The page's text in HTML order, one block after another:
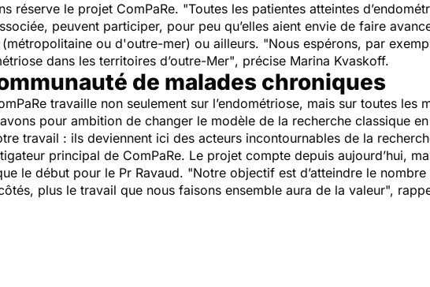
réserve le projet ComPaRe. "Toutes les patientes atteintes
peuvent participer, pour peu qu’elles aient envie de faire
ou d'outre-mer) ou ailleurs. "Nous espérons, par
dans les territoires d’outre-Mer", précise Marina Kvaskoff.
de malades chroniques
travaille non seulement sur l’endométriose, mais sur toutes les
pour ambition de changer le modèle de la recherche classique
travail : ils deviennent ici des acteurs incontournables de la
principal de ComPaRe. Le projet compte depuis aujourd’hui,
le début pour le Pr Ravaud. "Notre objectif est d’atteindre le
plus le travail que nous faisons ensemble aura de la valeur",